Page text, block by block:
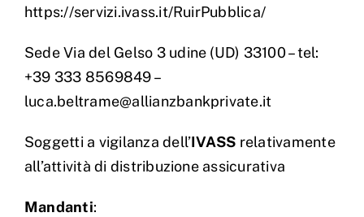
https://servizi.ivass.it/RuirPubblica/
Sede Via del Gelso 3 udine (UD) 33100 – tel:
+39 333 8569849 –
luca.beltrame@allianzbankprivate.it
Soggetti a vigilanza dell’IVASS relativamente
all’attività di distribuzione assicurativa
Mandanti: